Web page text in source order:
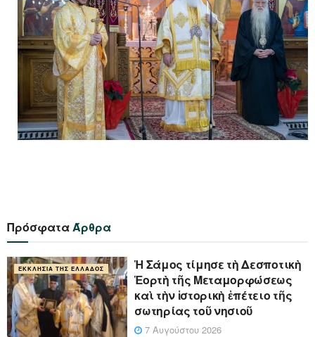
Πρόσφατα Άρθρα
ΕΚΚΛΗΣΊΑ ΤΗΣ ΕΛΛΆΔΟΣ
Ἡ Σάμος τίμησε τὴ Δεσποτικὴ
Ἑορτὴ τῆς Μεταμορφώσεως
καὶ τὴν ἱστορικὴ ἐπέτειο τῆς
σωτηρίας τοῦ νησιοῦ
7 Αυγούστου 2026